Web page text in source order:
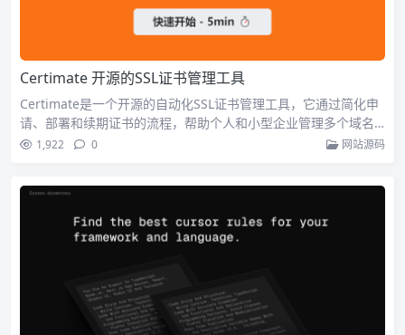
Certimate 开源的SSL证书管理工具
Certimate是一个开源的自动化SSL证书管理工具，它通过简化申
请、部署和续期证书的流程，帮助个人和小型企业管理多个域名
的SSL证书，支持私有部署以确保数据安全，并通过自动化功能减
1,922 0 网站源码